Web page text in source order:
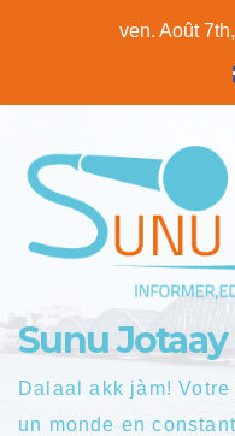
ven. Août
Sunu Jotaay
Dalaal akk jàm!
un monde en